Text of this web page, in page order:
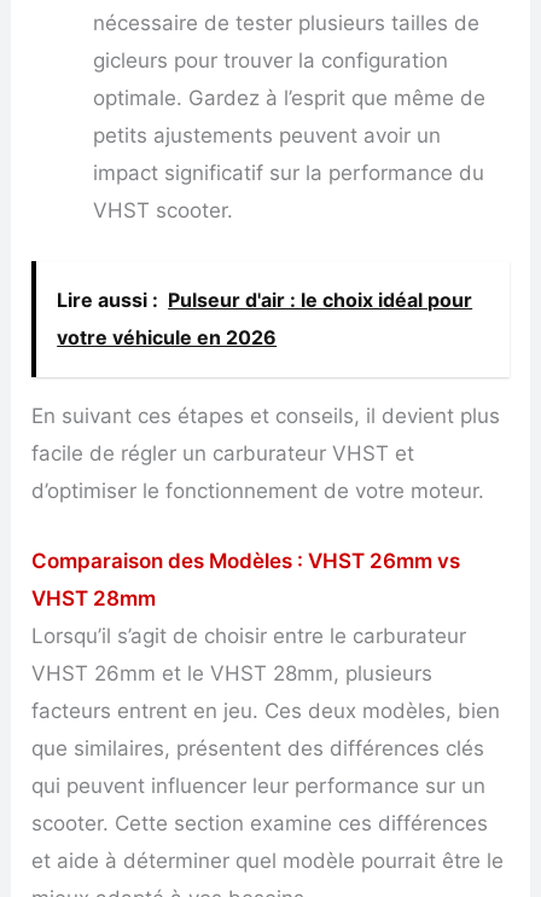
nécessaire de tester plusieurs tailles de
gicleurs pour trouver la configuration
optimale. Gardez à l’esprit que même de
petits ajustements peuvent avoir un
impact significatif sur la performance du
VHST scooter.
Lire aussi : Pulseur d'air : le choix idéal pour
votre véhicule en 2026
En suivant ces étapes et conseils, il devient plus
facile de régler un carburateur VHST et
d’optimiser le fonctionnement de votre moteur.
Comparaison des Modèles : VHST 26mm vs
VHST 28mm
Lorsqu’il s’agit de choisir entre le carburateur
VHST 26mm et le VHST 28mm, plusieurs
facteurs entrent en jeu. Ces deux modèles, bien
que similaires, présentent des différences clés
qui peuvent influencer leur performance sur un
scooter. Cette section examine ces différences
et aide à déterminer quel modèle pourrait être le